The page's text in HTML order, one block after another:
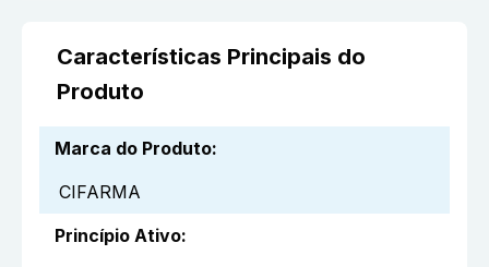
Características Principais do
Produto
Marca do Produto:
CIFARMA
Princípio Ativo: